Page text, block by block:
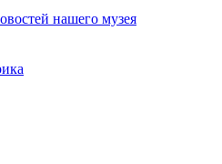
нашего музея